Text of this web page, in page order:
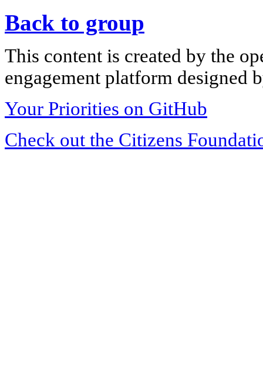
Back to group
This content is created by the
engagement platform designed
Your Priorities on GitHub
Check out the Citizens